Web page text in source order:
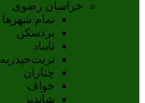
خراسان رضوی
تمام شهر‌ها
بردسکن
تایباد
تربت‌حیدریه
چناران
خواف
شاندیز